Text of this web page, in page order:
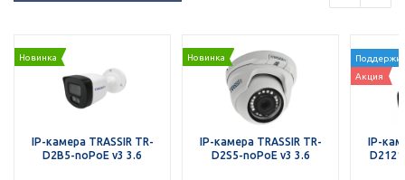
Новинка
IP-камера TRASSIR TR-
D2B5-noPoE v3 3.6
Новинка
IP-камера TRASSIR TR-
D2S5-noPoE v3 3.6
Акция
IP-